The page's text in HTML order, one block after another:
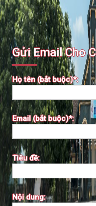
Gửi Email Cho
Họ tên (bắt buộc)*:
Email (bắt buộc)*:
Tiêu đề:
Nội dung: